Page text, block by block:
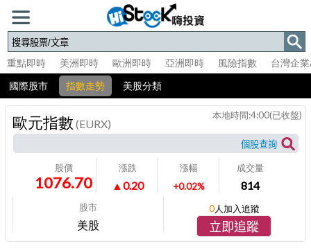
重點即時 美洲即時 歐洲即時 亞洲即時 風險指數
台灣企
國際股市
指數走勢 美股分類
歐元指數 (EURX)
股價
1076.70
漲跌
▲0.20
漲幅
+0.02%
成交量
814
股市
美股
本地時間:4:00(已收盤)
0人加入追蹤
立即追蹤